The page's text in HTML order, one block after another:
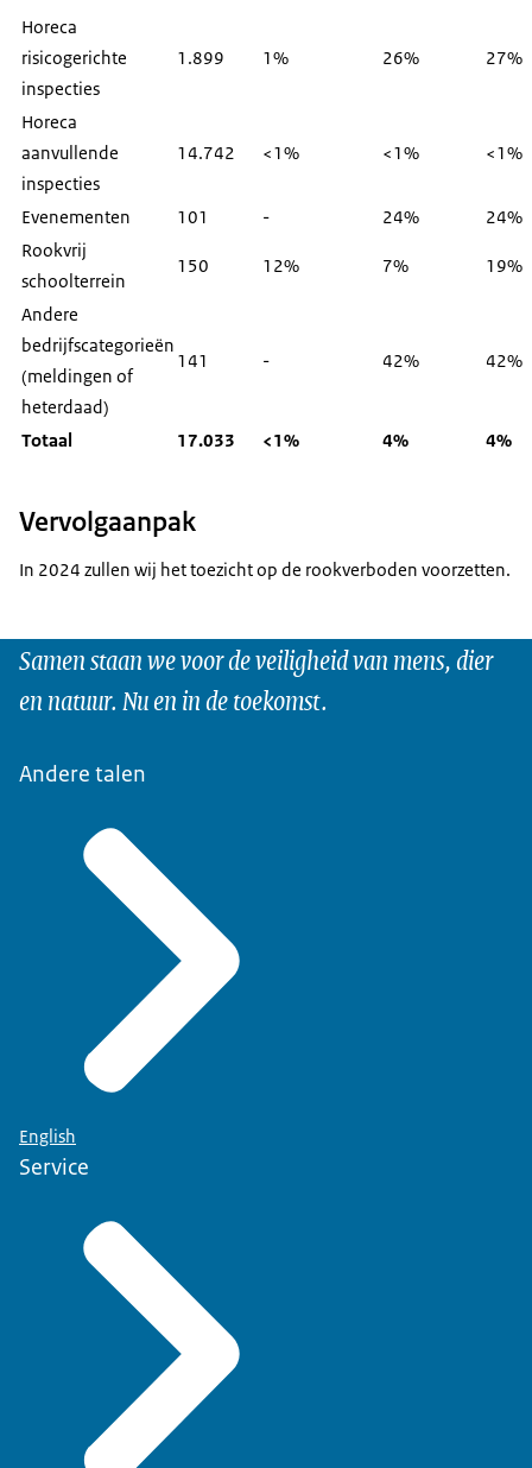
Horeca
risicogerichte
inspecties
1.899 1% 26% 27%
Horeca
aanvullende
inspecties
14.742 <1% <1% <1%
Evenementen 101 - 24%
24%
Rookvrij
schoolterrein
150 12% 7% 19%
Andere
bedrijfscategorieën
(meldingen of
heterdaad)
141 - 42% 42%
Totaal 17.033 <1% 4% 4%
Vervolgaanpak
In 2024 zullen wij het toezicht op de rookverboden voorzetten.
Samen staan we voor de veiligheid van mens, dier
en natuur. Nu en in de toekomst.
Andere talen
English
Service